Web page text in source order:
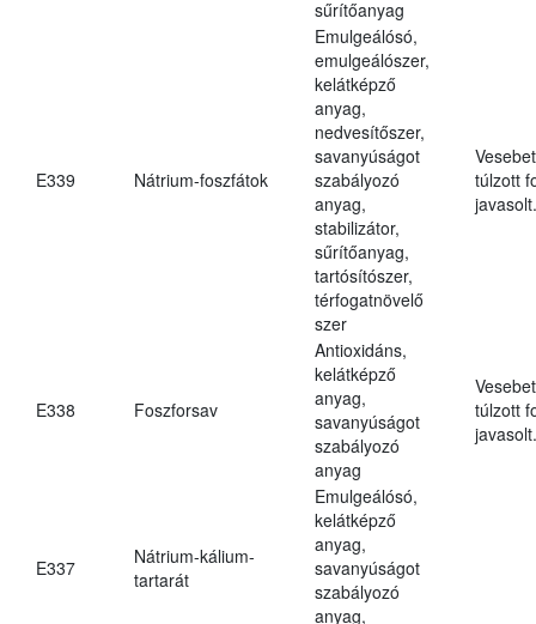
sűrítőanyag
E339 Nátrium-foszfátok
Emulgeálósó,
emulgeálószer,
kelátképző
anyag,
nedvesítőszer,
savanyúságot
szabályozó
anyag,
stabilizátor,
sűrítőanyag,
tartósítószer,
térfogatnövelő
szer
túlzott
javasolt.
E338 Foszforsav
Antioxidáns,
kelátképző
anyag,
savanyúságot
szabályozó
anyag
túlzott
javasolt.
E337
Nátrium-kálium-
tartarát
Emulgeálósó,
kelátképző
anyag,
savanyúságot
szabályozó
anyag,